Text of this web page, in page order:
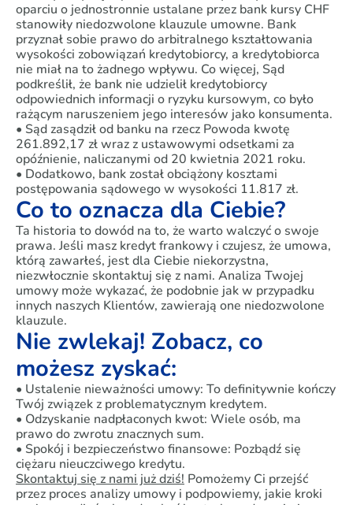
oparciu o jednostronnie ustalane przez bank kursy CHF
stanowiły niedozwolone klauzule umowne. Bank
przyznał sobie prawo do arbitralnego kształtowania
wysokości zobowiązań kredytobiorcy, a kredytobiorca
nie miał na to żadnego wpływu. Co więcej, Sąd
podkreślił, że bank nie udzielił kredytobiorcy
odpowiednich informacji o ryzyku kursowym, co było
rażącym naruszeniem jego interesów jako konsumenta.
• Sąd zasądził od banku na rzecz Powoda kwotę
261.892,17 zł wraz z ustawowymi odsetkami za
opóźnienie, naliczanymi od 20 kwietnia 2021 roku.
• Dodatkowo, bank został obciążony kosztami
postępowania sądowego w wysokości 11.817 zł.
Co to oznacza dla Ciebie?
Ta historia to dowód na to, że warto walczyć o swoje
prawa. Jeśli masz kredyt frankowy i czujesz, że umowa,
którą zawarłeś, jest dla Ciebie niekorzystna,
niezwłocznie skontaktuj się z nami. Analiza Twojej
umowy może wykazać, że podobnie jak w przypadku
innych naszych Klientów, zawierają one niedozwolone
klauzule.
Nie zwlekaj! Zobacz, co
możesz zyskać:
• Ustalenie nieważności umowy: To definitywnie kończy
Twój związek z problematycznym kredytem.
• Odzyskanie nadpłaconych kwot: Wiele osób, ma
prawo do zwrotu znacznych sum.
• Spokój i bezpieczeństwo finansowe: Pozbądź się
ciężaru nieuczciwego kredytu.
Skontaktuj się z nami już dziś! Pomożemy Ci przejść
przez proces analizy umowy i podpowiemy, jakie kroki